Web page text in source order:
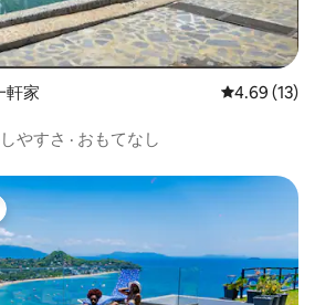
軒家 レビュー13
4.69 (13)
やすさ · おもてなし
スです。